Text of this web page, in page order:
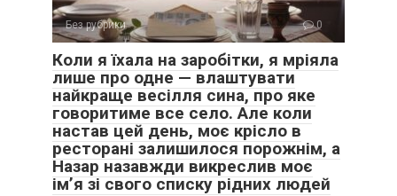
Без рубрики 0
Коли я їхала на заробітки, я мріяла
лише про одне — влаштувати
найкраще весілля сина, про яке
говоритиме все село. Але коли
настав цей день, моє крісло в
ресторані залишилося порожнім, а
Назар назавжди викреслив моє
ім’я зі свого списку рідних людей